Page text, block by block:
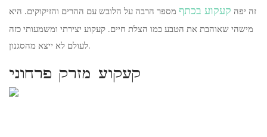
זה יפה קעקוע בכתף מספר הרבה על הלובש עם ההרים והזיקוקים. היא
מישהי שאוהבת את הטבע כמו הצלת חיים. קעקוע יצירתי ומשמעותי כזה
לעולם לא ייצא מהסגנון.
קעקוע מזרק פרחוני